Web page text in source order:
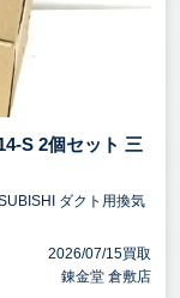
S 2個セット 三
ダクト用換気
2026/07/15買取
錬金堂 倉敷店